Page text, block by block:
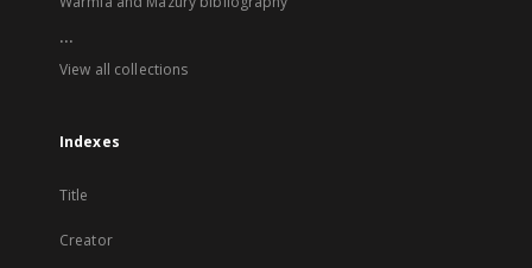
...
View all collections
Indexes
Title
Creator